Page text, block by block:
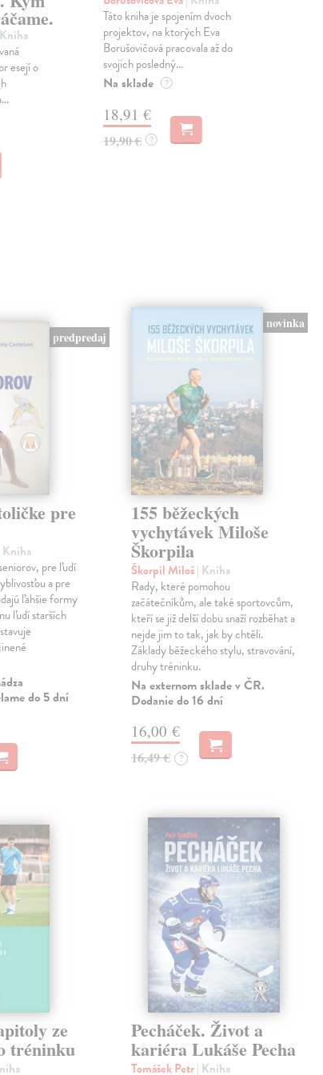
esejí o
Táto kniha je spojením dvoch
projektov, na ktorých Eva
Borušovičová pracovala až do
svojich posledný...
Na sklade ?
18,91 €
19,90 € ?
predpredaj
pre
Kniha
pre ľudí
a pre
ľahšie formy
ľudí starších
do 5 dní
novinka
155 běžeckých
vychytávek Miloše
Škorpila
Škorpil Miloš| Kniha
Rady, které pomohou
začátečníkům, ale také sportovcům,
kteří se již delší dobu snaží rozběhat a
nejde jim to tak, jak by chtěli.
Základy běžeckého stylu, stravování,
druhy tréninku.
Na externom sklade v ČR.
Dodanie do 16 dní
16,00 €
16,49 € ?
ze
tréninku
Pecháček. Život a
kariéra Lukáše Pecha
Tomášek Petr| Kniha